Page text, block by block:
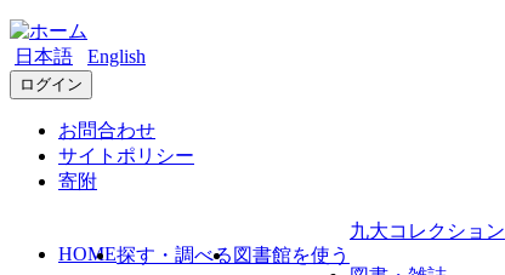
日本語 English
ログイン
お問合わせ
サイトポリシー
寄附
HOME探す・調べる 図書館を使う
九大コレクション